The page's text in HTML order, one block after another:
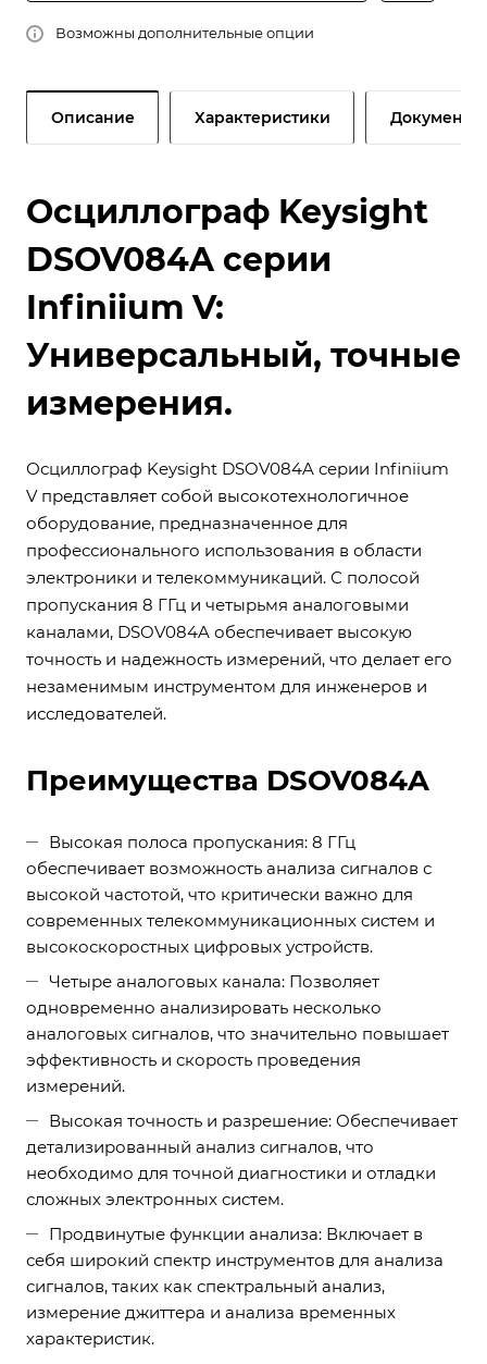
Возможны дополнительные опции
Описание Характеристики Документы
Осциллограф Keysight
DSOV084A серии
Infiniium V:
Универсальный, точные
измерения.
Осциллограф Keysight DSOV084A серии Infiniium
V представляет собой высокотехнологичное
оборудование, предназначенное для
профессионального использования в области
электроники и телекоммуникаций. С полосой
пропускания 8 ГГц и четырьмя аналоговыми
каналами, DSOV084A обеспечивает высокую
точность и надежность измерений, что делает его
незаменимым инструментом для инженеров и
исследователей.
Преимущества DSOV084A
Высокая полоса пропускания: 8 ГГц
обеспечивает возможность анализа сигналов с
высокой частотой, что критически важно для
современных телекоммуникационных систем и
высокоскоростных цифровых устройств.
Четыре аналоговых канала: Позволяет
одновременно анализировать несколько
аналоговых сигналов, что значительно повышает
эффективность и скорость проведения
измерений.
Высокая точность и разрешение: Обеспечивает
детализированный анализ сигналов, что
необходимо для точной диагностики и отладки
сложных электронных систем.
Продвинутые функции анализа: Включает в
себя широкий спектр инструментов для анализа
сигналов, таких как спектральный анализ,
измерение джиттера и анализа временных
характеристик.